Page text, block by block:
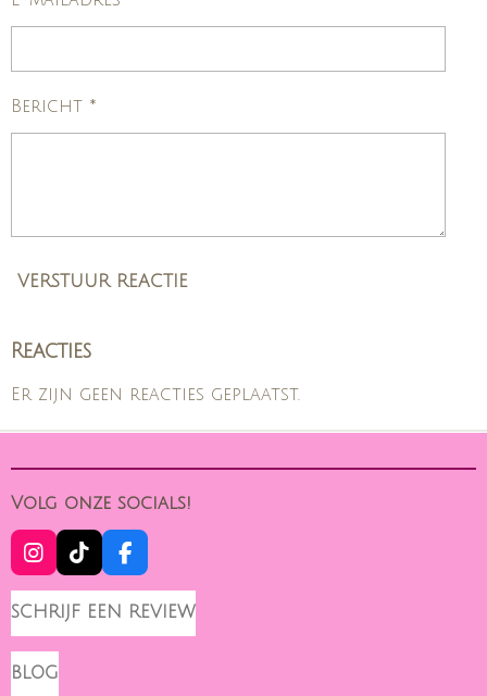
Bericht *
VERSTUUR REACTIE
Reacties
Er zijn geen reacties geplaatst.
Volg onze socials!
I
N
S
T
A
G
R
T
I
K
O
F
A
C
E
B
SCHRIJF EEN REVIEW
BLOG